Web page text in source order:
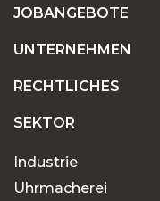
IHNEN PASST
WARUM
JOBSUCHE
JOBANGEBOTE
UNTERNEHMEN
RECHTLICHES
SEKTOR
Industrie
Uhrmacherei